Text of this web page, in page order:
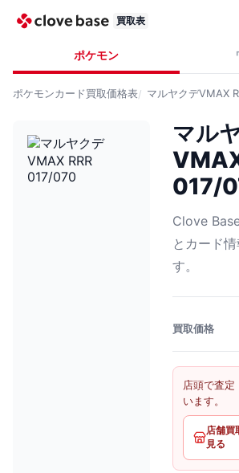
買取表
ポケモン
ポケモンカード買取価格表 マルヤクデVMAX
マル
017/
Clove
とカード
す。
買取価格
店頭で査定
います。
店舗買
見る